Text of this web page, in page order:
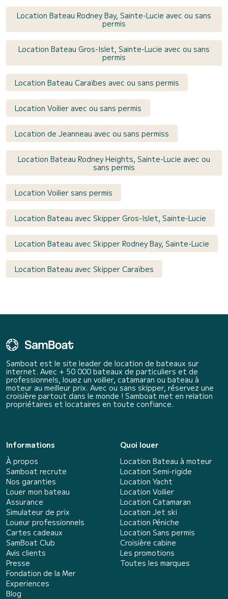
Location Bateau Rodney Bay, Sainte-Lucie avec ou sans
permis
Location Bateau Gros-Islet, Sainte-Lucie avec ou sans
permis
Location Bateau Caraïbes avec ou sans permis
Location Voilier avec ou sans permis
Location de Jeanneau avec ou sans permiss
Location Bateau Rodney Heights, Sainte-Lucie avec ou
sans permis
Location Voilier sans permis
Location Bateau avec Skipper Gros-Islet, Sainte-Lucie
Location Bateau avec Skipper Rodney Bay, Sainte-Lucie
Location Bateau avec Skipper Caraïbes
Samboat est le site leader de location de bateaux sur
internet. Avec + 50 000 bateaux de particuliers et de
professionnels, louez un voilier, catamaran ou bateau à
moteur au meilleur prix. Avec ou sans skipper, réservez une
croisière partout dans le monde ! Samboat met en relation
propriétaires et locataires en toute confiance.
Informations
À propos
Samboat recrute
Nos garanties
Louer mon bateau
Assurance
Simulateur de prix
Loueur professionnels
Cartes cadeaux
SamBoat Club
Avis clients
Presse
Fondation de la Mer
Experiences
Blog
Quoi louer
Location Bateau à moteur
Location Semi-rigide
Location Yacht
Location Voilier
Location Catamaran
Location Jet ski
Location Péniche
Location Sans permis
Croisière cabine
Les promotions
Toutes les marques